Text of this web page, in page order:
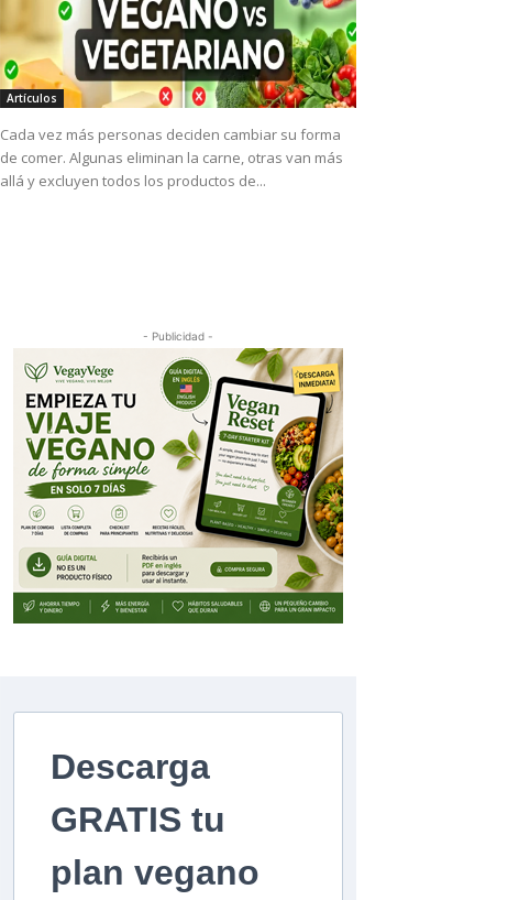
Artículos
Cada vez más personas deciden cambiar su forma
de comer. Algunas eliminan la carne, otras van más
allá y excluyen todos los productos de...